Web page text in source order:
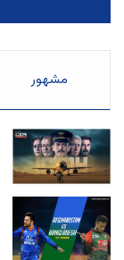
مشهور